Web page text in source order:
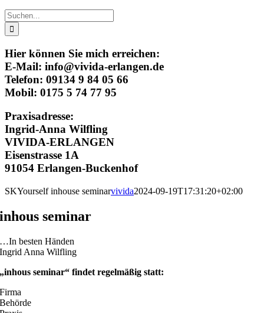
Suche
nach:
Hier können Sie mich erreichen:
E-Mail: info@vivida-erlangen.de
Telefon: 09134 9 84 05 66
Mobil: 0175 5 74 77 95
Praxisadresse:
Ingrid-Anna Wilfling
VIVIDA-ERLANGEN
Eisenstrasse 1A
91054 Erlangen-Buckenhof
SKYourself inhouse seminarvivida2024-09-19T17:31:20+02:00
inhous seminar
…In besten Händen
Ingrid Anna Wilfling
„inhous seminar“ findet regelmäßig statt:
Firma
Behörde